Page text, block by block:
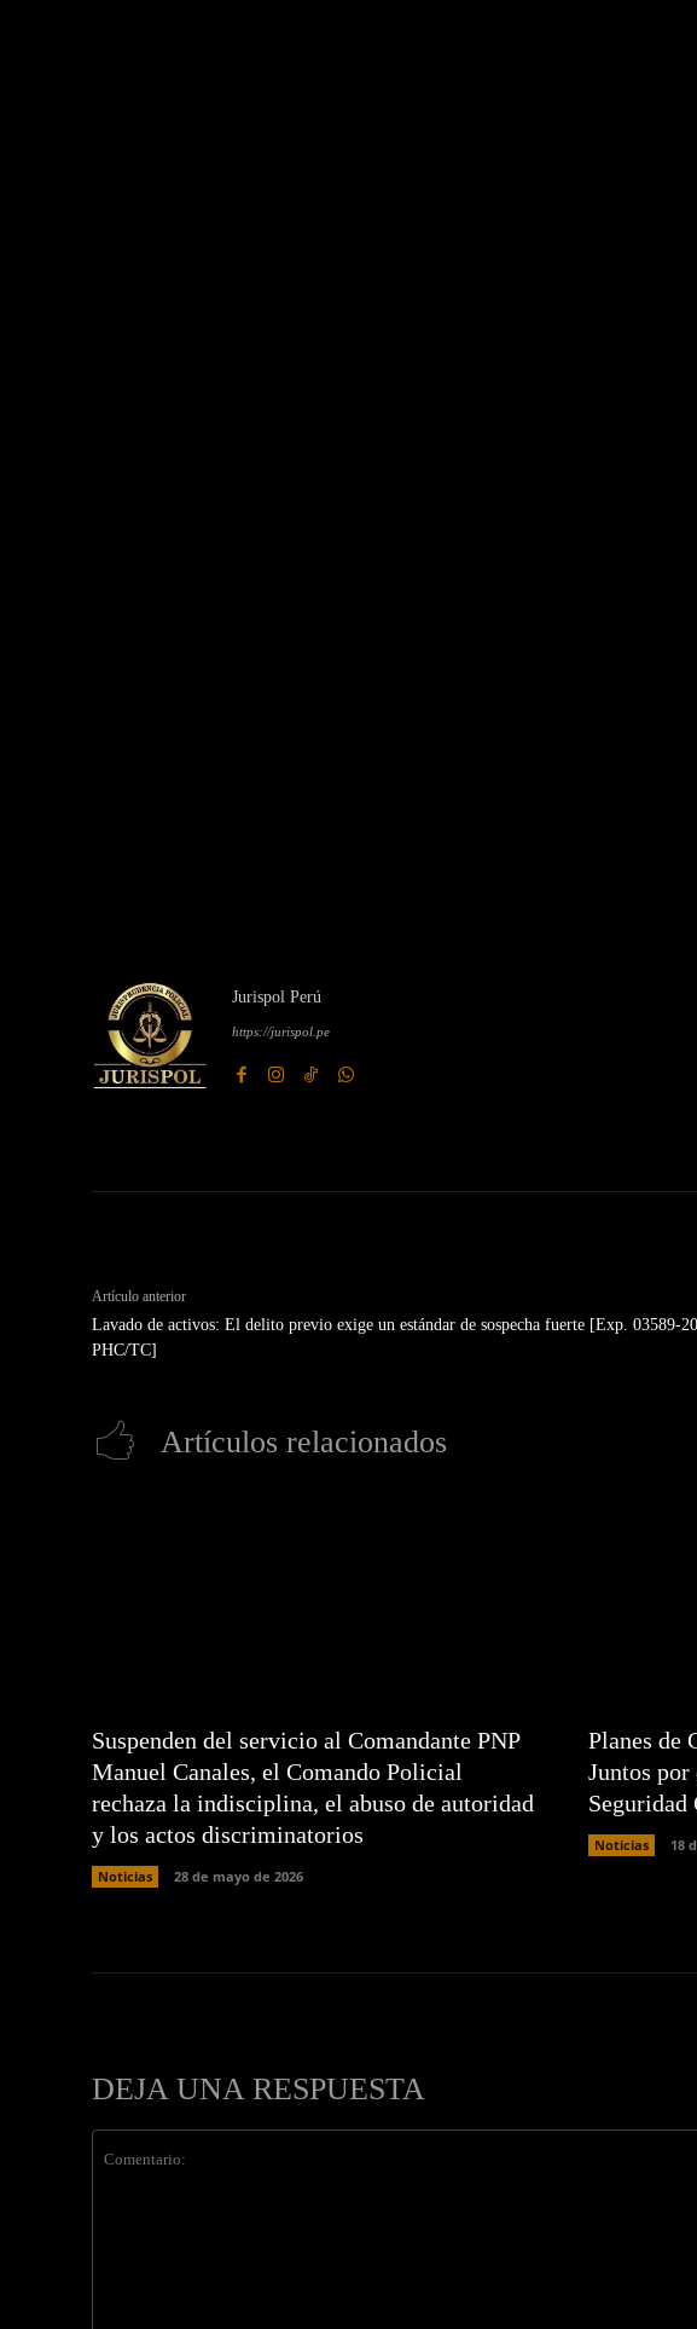
Jurispol Perú
https://jurispol.pe
Artículo anterior
Lavado de activos: El delito previo exige un estándar de sospecha fuerte [Exp. 03589-
PHC/TC]
Artículos relacionados
Suspenden del servicio al Comandante PNP
Manuel Canales, el Comando Policial
rechaza la indisciplina, el abuso de autoridad
y los actos discriminatorios
Noticias 28 de mayo de 2026
Planes de
Juntos por
Seguridad
Noticias 18
DEJA UNA RESPUESTA